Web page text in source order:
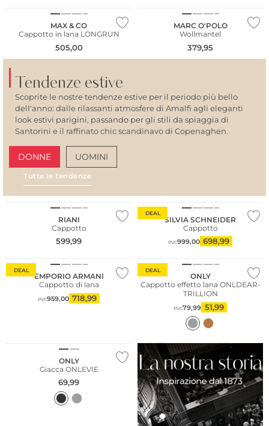
MAX & CO
Cappotto in lana LONGRUN
505,00
MARC O'POLO
Wollmantel
379,95
Tendenze estive
Scoprite le nostre tendenze estive per il periodo più bello
dell'anno: dalle rilassanti atmosfere di Amalfi agli eleganti
look estivi parigini, passando per gli stili da spiaggia di
Santorini e il raffinato chic scandinavo di Copenaghen.
DONNE UOMINI
Tutte le tendenze
RIANI
Cappotto
599,99
DEAL
SILVIA SCHNEIDER
Cappotto
PVC999,00 698,99
DEAL
EMPORIO ARMANI
Cappotto di lana
PVC959,00 718,99
DEAL
ONLY
Cappotto effetto lana ONLDEAR-
TRILLION
PVC79,99 51,99
ONLY
Giacca ONLEVIE
69,99